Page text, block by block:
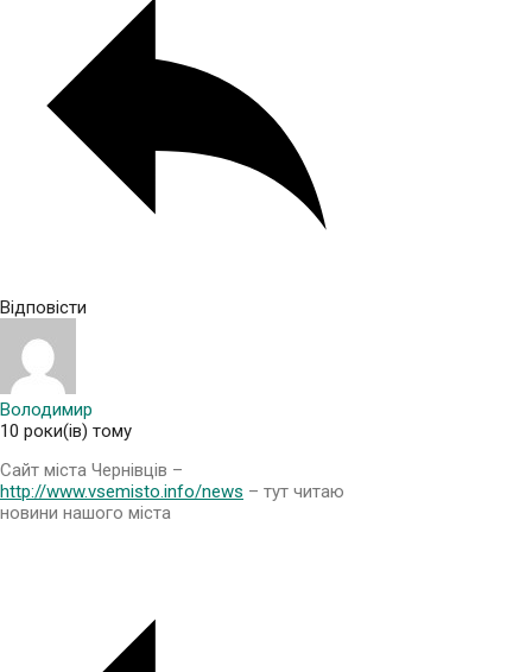
Відповісти
Володимир
10 роки(ів) тому
Сайт міста Чернівців –
http://www.vsemisto.info/news – тут читаю
новини нашого міста